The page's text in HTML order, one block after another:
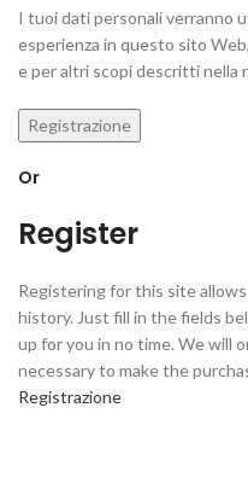
I tuoi dati personali verranno
esperienza in questo sito
e per altri scopi descritti nella
Registrazione
Or
Register
Registering for this site
history. Just fill in the fields
up for you in no time. We will
necessary to make the
Registrazione